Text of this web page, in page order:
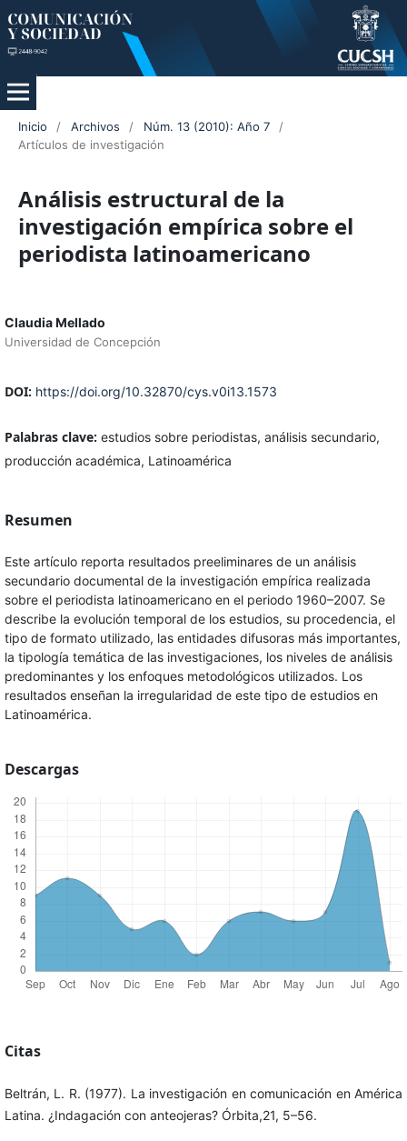
Inicio / Archivos / Núm. 13 (2010): Año 7
/
Artículos de investigación
Análisis estructural de la
investigación empírica sobre el
periodista latinoamericano
Claudia Mellado
Universidad de Concepción
DOI: https://doi.org/10.32870/cys.v0i13.1573
Palabras clave: estudios sobre periodistas, análisis secundario,
producción académica, Latinoamérica
Resumen
Este artículo reporta resultados preeliminares de un análisis
secundario documental de la investigación empírica realizada
sobre el periodista latinoamericano en el periodo 1960–2007. Se
describe la evolución temporal de los estudios, su procedencia, el
tipo de formato utilizado, las entidades difusoras más importantes,
la tipología temática de las investigaciones, los niveles de análisis
predominantes y los enfoques metodológicos utilizados. Los
resultados enseñan la irregularidad de este tipo de estudios en
Latinoamérica.
Descargas
Citas
Beltrán, L. R. (1977). La investigación en comunicación en América
Latina. ¿Indagación con anteojeras? Órbita,21, 5–56.